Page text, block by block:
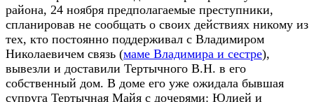
района, 24 ноября предполагаемые преступники,
спланировав не сообщать о своих действиях никому из
тех, кто постоянно поддерживал с Владимиром
Николаевичем связь (маме Владимира и сестре),
вывезли и доставили Тертычного В.Н. в его
собственный дом. В доме его уже ожидала бывшая
супруга Тертычная Майя с дочерями: Юлией и